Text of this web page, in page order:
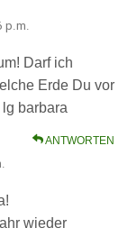
p.m.
Darf ich
Erde Du vor
barbara
ANTWORTEN
wieder